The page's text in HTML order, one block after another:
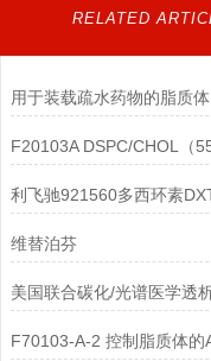
RELATED
维替泊芬